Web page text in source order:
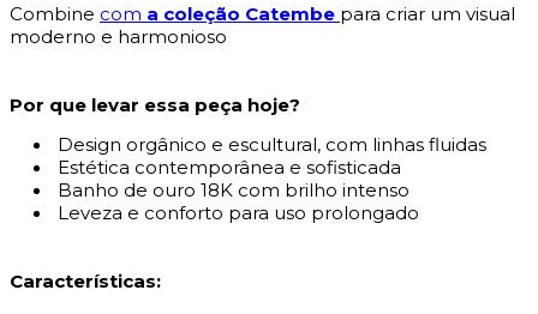
Combine com a coleção Catembe para criar um visual
moderno e harmonioso
Por que levar essa peça hoje?
Design orgânico e escultural, com linhas fluidas
Estética contemporânea e sofisticada
Banho de ouro 18K com brilho intenso
Leveza e conforto para uso prolongado
Características: